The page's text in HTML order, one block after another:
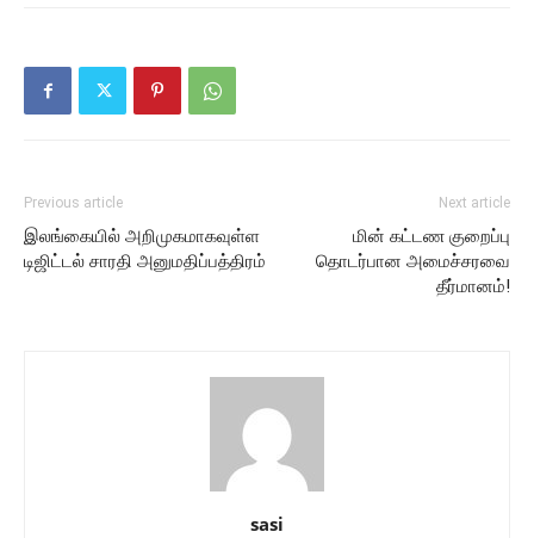
Previous article
இலங்கையில் அறிமுகமாகவுள்ள
டிஜிட்டல் சாரதி அனுமதிப்பத்திரம்
Next article
மின் கட்டண குறைப்பு
தொடர்பான அமைச்சரவை
தீர்மானம்!
sasi